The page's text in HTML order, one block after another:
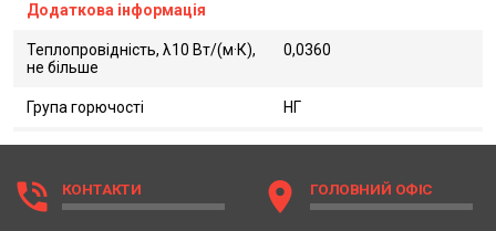
Додаткова інформація
Теплопровідність, λ10 Вт/(м·К),
не більше
0,0360
Група горючості НГ
phone_in_talk КОНТАКТИ location_on ГОЛОВНИЙ ОФІС